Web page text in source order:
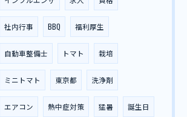
社内行事 BBQ 福利厚生
自動車整備士 トマト 栽培
ミニトマト 東京都 洗浄剤
エアコン 熱中症対策 猛暑 誕生日